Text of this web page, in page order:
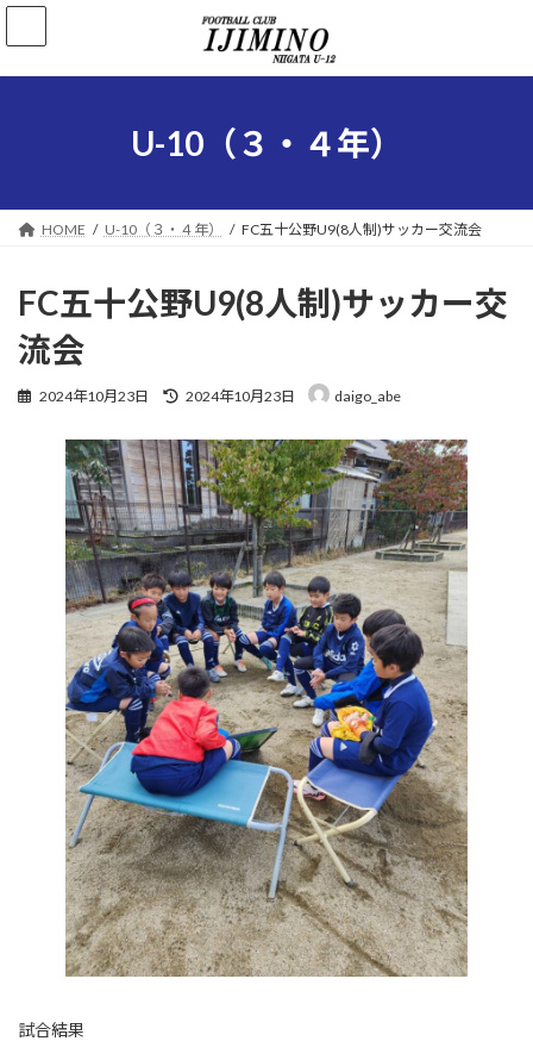
コ
ン
ナ
ー
U-10（３・４年）
HOME U-10（３・４年） FC五十公野U9(8人制)サッカー交流会
FC五十公野U9(8人制)サッカー交
流会
2024年10月23日
最
新
日
時
:
2024年10月23日 daigo_abe
試合結果